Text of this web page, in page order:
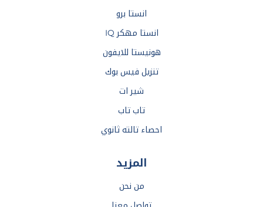
انستا برو
انستا مهكر IQ
هونيستا للايفون
تنزيل فيس بوك
شير ات
تاب تاب
احصاء تالته ثانوي
المزيد
من نحن